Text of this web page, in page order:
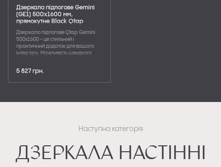
Дзеркало підлогове Gemini
(GE1) 500х1600 мм,
прямокутне Black Qtap
Дзеркало підлогове Qtap Gemini
500x1600 - це стильний і
практичний додаток для вашого
інтер'єру. Можливість швидкого
стильним та функціональним.
5 827 грн.
Наступна категорія
Дзеркала настінні